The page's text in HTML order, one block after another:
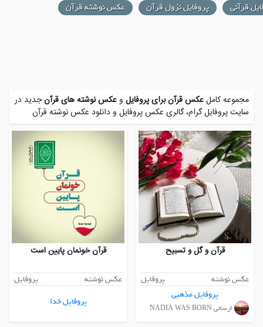
قرآنی پروفایل نزول قرآن عکس نوشته قرآن
مجموعه کاملعکس قرآن برای پروفایل وعکس نوشته های قرآنجدید در
سایت پروفایل گرام، گالری عکس پروفایل ودانلود عکس نوشته قرآن
قرآن و گل و تسبیح
عکس نوشته
پروفایل
پروفایل مذهبی
ارسالی NADIA WAS BORN
قرآن خونمان پایین است
عکس نوشته
پروفایل
پروفایل خدا